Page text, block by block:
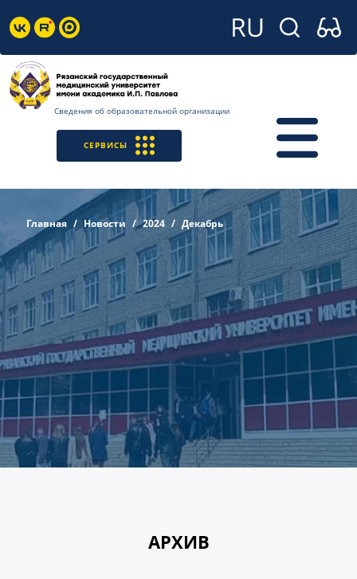
Сведения об образовательной организации
СЕРВИСЫ
Главная Новости 2024 Декабрь
АРХИВ